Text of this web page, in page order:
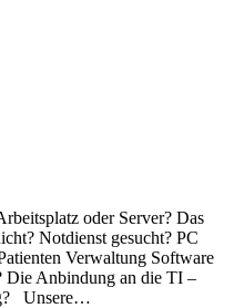
oder Server? Das
Notdienst gesucht? PC
Verwaltung Software
Die Anbindung an die TI –
Unsere…